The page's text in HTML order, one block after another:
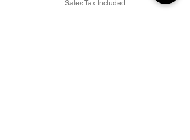
Sales Tax Included